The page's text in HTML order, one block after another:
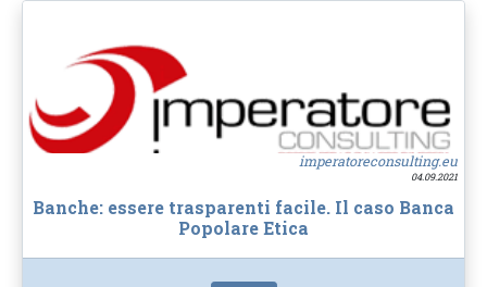
imperatoreconsulting.eu
04.09.2021
Banche: essere trasparenti facile. Il caso Banca
Popolare Etica